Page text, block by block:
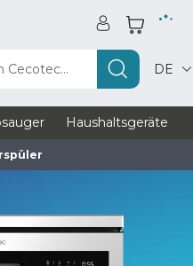
Cecotec... DE
Haushaltsgeräte